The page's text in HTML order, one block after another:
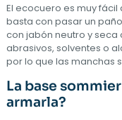
El ecocuero es muy
basta con pasar un
con jabón neutro y seca
abrasivos, solventes o
por lo que las manchas
La base
armarla?